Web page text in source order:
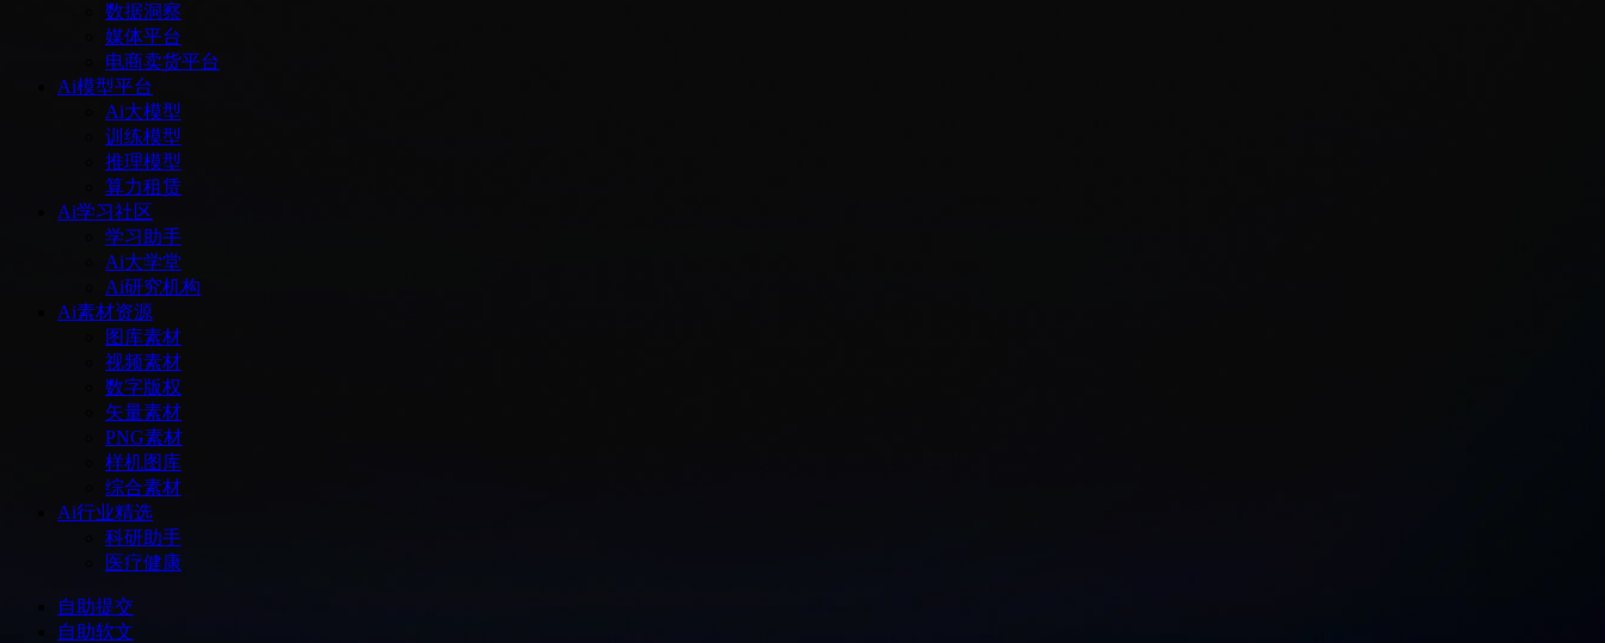
数据洞察
媒体平台
电商卖货平台
Ai模型平台
Ai大模型
训练模型
推理模型
算力租赁
Ai学习社区
学习助手
Ai大学堂
Ai研究机构
Ai素材资源
图库素材
视频素材
数字版权
矢量素材
PNG素材
样机图库
综合素材
Ai行业精选
科研助手
医疗健康
自助提交
自助软文